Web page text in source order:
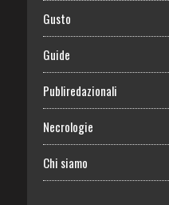
Gusto
Guide
Publiredazionali
Necrologie
Chi siamo